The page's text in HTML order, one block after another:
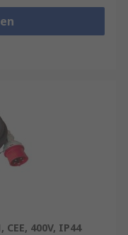
400V, IP44